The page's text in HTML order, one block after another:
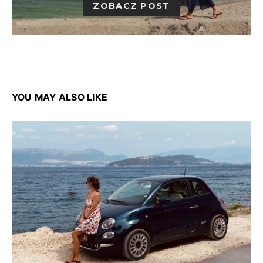
ZOBACZ POST
YOU MAY ALSO LIKE